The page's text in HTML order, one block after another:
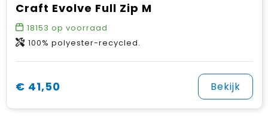
Craft Evolve Full Zip M
18153 op voorraad
100% polyester-recycled.
€ 41,50 Bekijk